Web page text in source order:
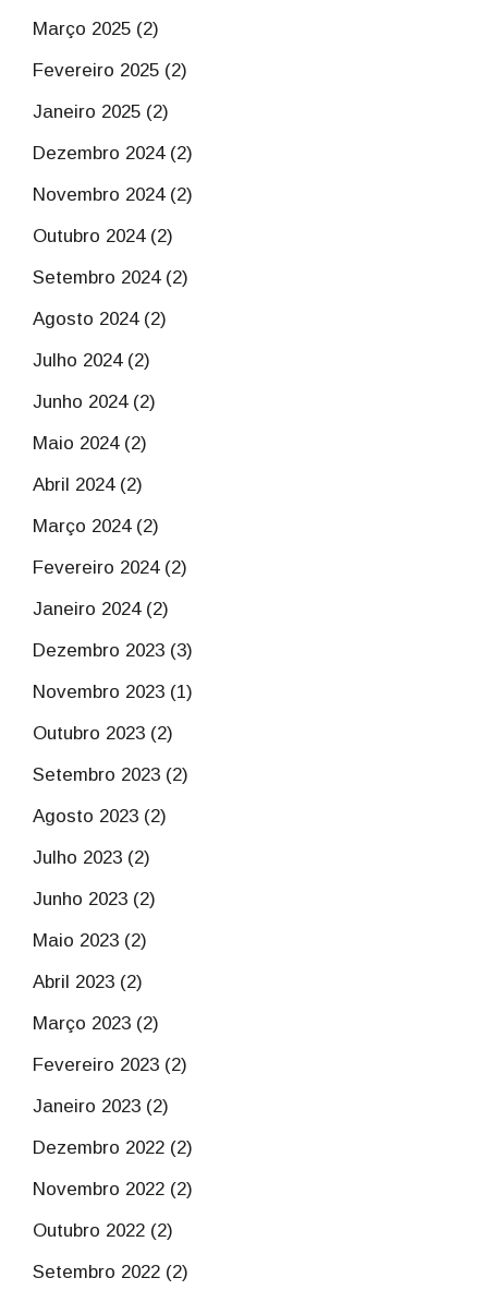
Março 2025 (2)
Fevereiro 2025 (2)
Janeiro 2025 (2)
Dezembro 2024 (2)
Novembro 2024 (2)
Outubro 2024 (2)
Setembro 2024 (2)
Agosto 2024 (2)
Julho 2024 (2)
Junho 2024 (2)
Maio 2024 (2)
Abril 2024 (2)
Março 2024 (2)
Fevereiro 2024 (2)
Janeiro 2024 (2)
Dezembro 2023 (3)
Novembro 2023 (1)
Outubro 2023 (2)
Setembro 2023 (2)
Agosto 2023 (2)
Julho 2023 (2)
Junho 2023 (2)
Maio 2023 (2)
Abril 2023 (2)
Março 2023 (2)
Fevereiro 2023 (2)
Janeiro 2023 (2)
Dezembro 2022 (2)
Novembro 2022 (2)
Outubro 2022 (2)
Setembro 2022 (2)